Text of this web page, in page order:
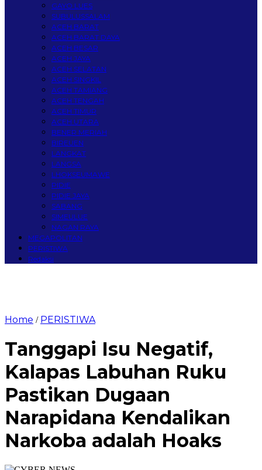
GAYO LUES
SUBULUSSALAM
ACEH BARAT
ACEH BARAT DAYA
ACEH BESAR
ACEH JAYA
ACEH SELATAN
ACEH SINGKIL
ACEH TAMIANG
ACEH TENGAH
ACEH TIMUR
ACEH UTARA
BENER MERIAH
BIREUEN
LANGKAT
LANGSA
LHOKSEUMAWE
PIDIE
PIDIE JAYA
SABANG
SIMEULUE
NAGAN RAYA
MEGAPOLITAN
PERISTIWA
Redaksi
Home / PERISTIWA
Tanggapi Isu Negatif,
Kalapas Labuhan Ruku
Pastikan Dugaan
Narapidana Kendalikan
Narkoba adalah Hoaks